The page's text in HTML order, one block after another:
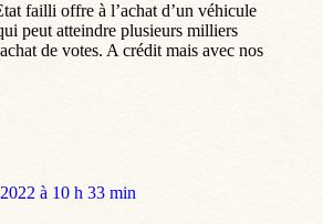
failli offre à l’achat d’un véhicule
peut atteindre plusieurs milliers
de votes. A crédit mais avec nos
à 10 h 33 min